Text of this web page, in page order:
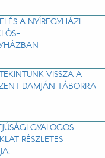
A NYÍREGYHÁZI
VISSZA A
DAMJÁN TÁBORRA
GYALOGOS
RÉSZLETES